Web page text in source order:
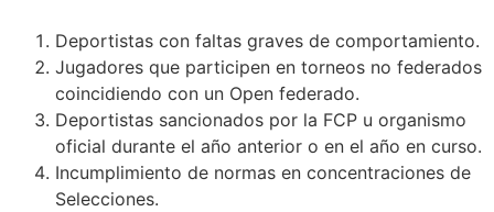
Deportistas con faltas graves de comportamiento.
Jugadores que participen en torneos no federados
coincidiendo con un Open federado.
Deportistas sancionados por la FCP u organismo
oficial durante el año anterior o en el año en curso.
Incumplimiento de normas en concentraciones de
Selecciones.